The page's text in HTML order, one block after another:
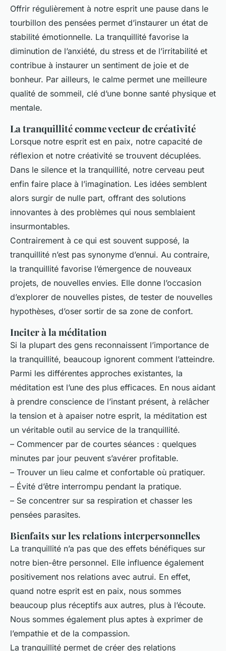
Offrir régulièrement à notre esprit une pause dans le
tourbillon des pensées permet d’instaurer un état de
stabilité émotionnelle. La tranquillité favorise la
diminution de l’anxiété, du stress et de l’irritabilité et
contribue à instaurer un sentiment de joie et de
bonheur. Par ailleurs, le calme permet une meilleure
qualité de sommeil, clé d’une bonne santé physique et
mentale.
La tranquillité comme vecteur de créativité
Lorsque notre esprit est en paix, notre capacité de
réflexion et notre créativité se trouvent décuplées.
Dans le silence et la tranquillité, notre cerveau peut
enfin faire place à l’imagination. Les idées semblent
alors surgir de nulle part, offrant des solutions
innovantes à des problèmes qui nous semblaient
insurmontables.
Contrairement à ce qui est souvent supposé, la
tranquillité n’est pas synonyme d’ennui. Au contraire,
la tranquillité favorise l’émergence de nouveaux
projets, de nouvelles envies. Elle donne l’occasion
d’explorer de nouvelles pistes, de tester de nouvelles
hypothèses, d’oser sortir de sa zone de confort.
Inciter à la méditation
Si la plupart des gens reconnaissent l’importance de
la tranquillité, beaucoup ignorent comment l’atteindre.
Parmi les différentes approches existantes, la
méditation est l’une des plus efficaces. En nous aidant
à prendre conscience de l’instant présent, à relâcher
la tension et à apaiser notre esprit, la méditation est
un véritable outil au service de la tranquillité.
– Commencer par de courtes séances : quelques
minutes par jour peuvent s’avérer profitable.
– Trouver un lieu calme et confortable où pratiquer.
– Évité d’être interrompu pendant la pratique.
– Se concentrer sur sa respiration et chasser les
pensées parasites.
Bienfaits sur les relations interpersonnelles
La tranquillité n’a pas que des effets bénéfiques sur
notre bien-être personnel. Elle influence également
positivement nos relations avec autrui. En effet,
quand notre esprit est en paix, nous sommes
beaucoup plus réceptifs aux autres, plus à l’écoute.
Nous sommes également plus aptes à exprimer de
l’empathie et de la compassion.
La tranquillité permet de créer des relations